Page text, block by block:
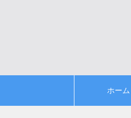
ホーム